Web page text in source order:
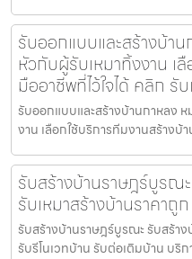
รับออกแบบและสร้างบ้า
หัวกับผู้รับเหมาทิ้งงาน เ
มืออาชีพที่ไว้ใจได้ คลิก รั
รับออกแบบและสร้างบ้านกาหลง
งาน เลือกใช้บริการทีมงานสร้างบ้
รับสร้างบ้านราษฎร์บูรณ
รับเหมาสร้างบ้านราคาถู
รับสร้างบ้านราษฎร์บูรณะ รับสร้าง
รับรีโนเวทบ้าน รับต่อเติมบ้าน บริ